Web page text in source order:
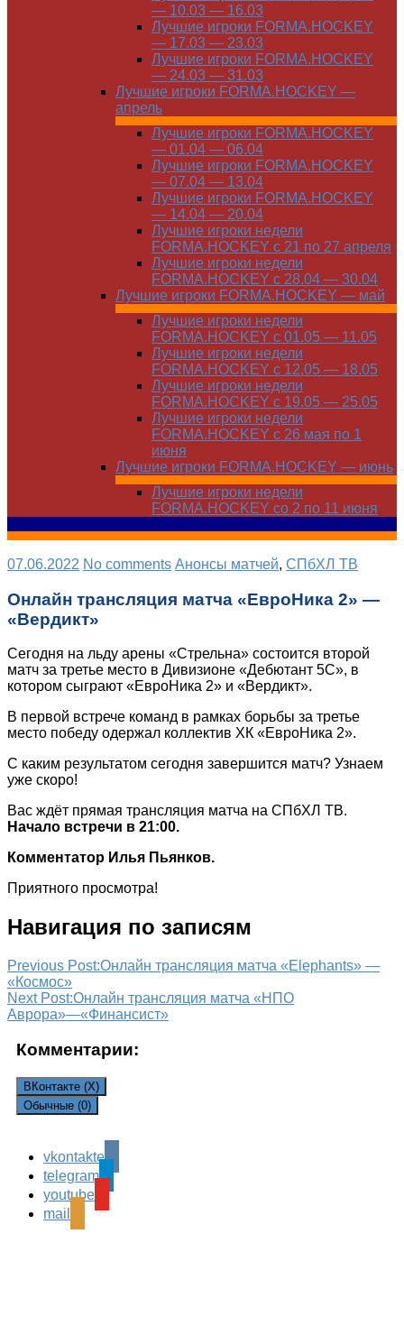
— 10.03 — 16.03
Лучшие игроки FORMA.HOCKEY
— 17.03 — 23.03
Лучшие игроки FORMA.HOCKEY
— 24.03 — 31.03
Лучшие игроки FORMA.HOCKEY —
апрель
Лучшие игроки FORMA.HOCKEY
— 01.04 — 06.04
Лучшие игроки FORMA.HOCKEY
— 07.04 — 13.04
Лучшие игроки FORMA.HOCKEY
— 14.04 — 20.04
Лучшие игроки недели
FORMA.HOCKEY с 21 по 27 апреля
Лучшие игроки недели
FORMA.HOCKEY с 28.04 — 30.04
Лучшие игроки FORMA.HOCKEY — май
Лучшие игроки недели
FORMA.HOCKEY с 01.05 — 11.05
Лучшие игроки недели
FORMA.HOCKEY с 12.05 — 18.05
Лучшие игроки недели
FORMA.HOCKEY с 19.05 — 25.05
Лучшие игроки недели
FORMA.HOCKEY с 26 мая по 1
июня
Лучшие игроки FORMA.HOCKEY — июнь
Лучшие игроки недели
FORMA.HOCKEY со 2 по 11 июня
07.06.2022 No comments Анонсы матчей, СПбХЛ ТВ
Онлайн трансляция матча «ЕвроНика 2» —
«Вердикт»
Сегодня на льду арены «Стрельна» состоится второй
матч за третье место в Дивизионе «Дебютант 5С», в
котором сыграют «ЕвроНика 2» и «Вердикт».
В первой встрече команд в рамках борьбы за третье
место победу одержал коллектив ХК «ЕвроНика 2».
С каким результатом сегодня завершится матч? Узнаем
уже скоро!
Вас ждёт прямая трансляция матча на СПбХЛ ТВ.
Начало встречи в 21:00.
Комментатор Илья Пьянков.
Приятного просмотра!
Навигация по записям
Previous Post:Онлайн трансляция матча «Elephants» —
«Космос»
Next Post:Онлайн трансляция матча «НПО
Аврора»—«Финансист»
Комментарии:
ВКонтакте (X)
Обычные (0)
Leave a Reply
Ваш адрес email не будет опубликован.
поля помечены
vkontakte
telegram
youtube
mail